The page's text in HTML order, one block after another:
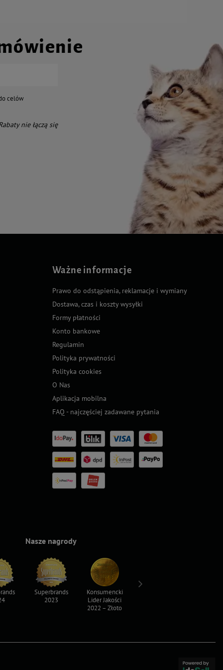
celów
nie łączą się
Ważne informacje
Prawo do odstąpienia, reklamacje i wymiany
Dostawa, czas i koszty wysyłki
Formy płatności
Konto bankowe
Regulamin
Polityka prywatności
Polityka cookies
O Nas
Aplikacja mobilna
FAQ - najczęściej zadawane pytania
Nasze nagrody
Superbrands
2023
Konsumencki
Lider Jakości
2022 – Złoto